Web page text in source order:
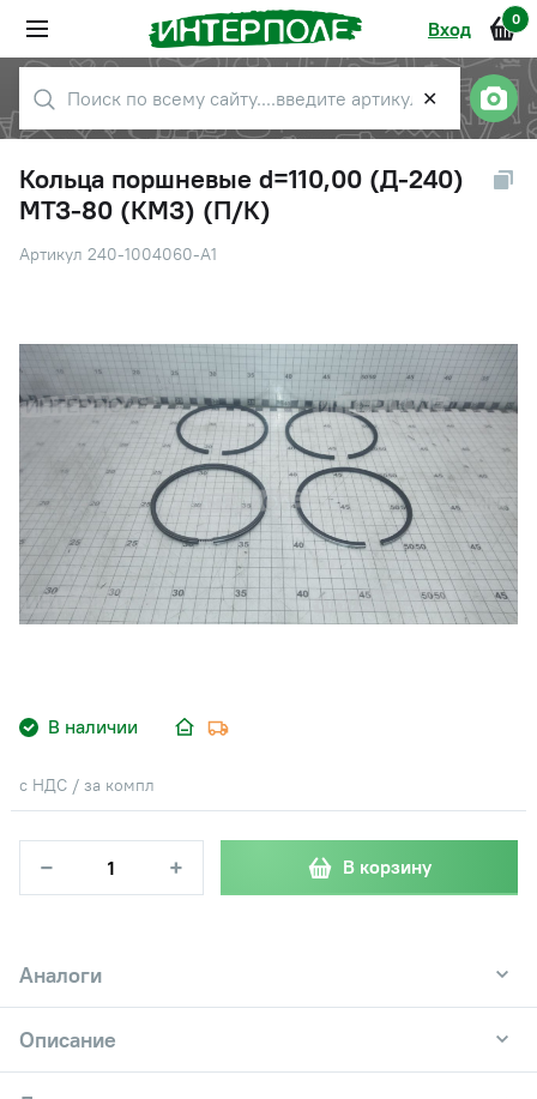
Вход 0
✕
Кольца поршневые d=110,00 (Д-240)
МТЗ-80 (КМЗ) (П/К)
Артикул 240-1004060-А1
В наличии
с НДС / за компл
− + В корзину
Аналоги
Описание